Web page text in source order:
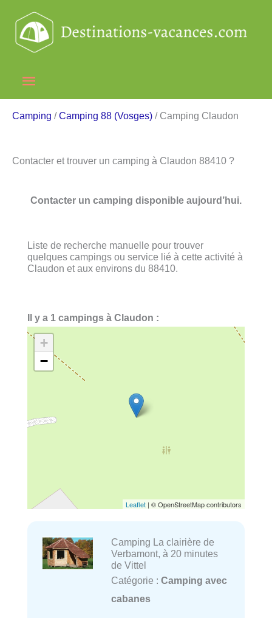
contenu
Menu
principal
Camping /Camping 88 (Vosges) / Camping Claudon
Contacter et trouver un camping à Claudon 88410 ?
Contacter un camping disponible aujourd’hui.
Liste de recherche manuelle pour trouver
quelques campings ou service lié à cette activité à
Claudon et aux environs du 88410.
Il y a 1 campings à Claudon :
+
−
Leaflet | © OpenStreetMap contributors
Camping La clairière de
Verbamont, à 20 minutes
de Vittel
Catégorie : Camping avec
cabanes